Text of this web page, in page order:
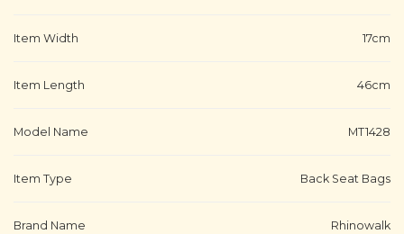
Item Width 17cm
Item Length 46cm
Model Name MT1428
Item Type Back Seat Bags
Brand Name Rhinowalk